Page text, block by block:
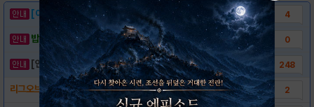
[이벤트] 웃음으로 매일매일 해피! 유머 게시.. 4
밥알이의 헝앱통신 ⑲ “밥알이, 드디어 멀티를.. 0
[안내] 헝그리앱 필수 상식! 밥알 획득 안내.. 248
리그오브워즈 티스토어 다운로드 2